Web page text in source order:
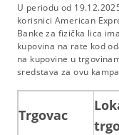
U periodu od
korisnici American
Banke za fizička lica
kupovina na rate kod
na kupovine u
sredstava za ovu
Trgovac